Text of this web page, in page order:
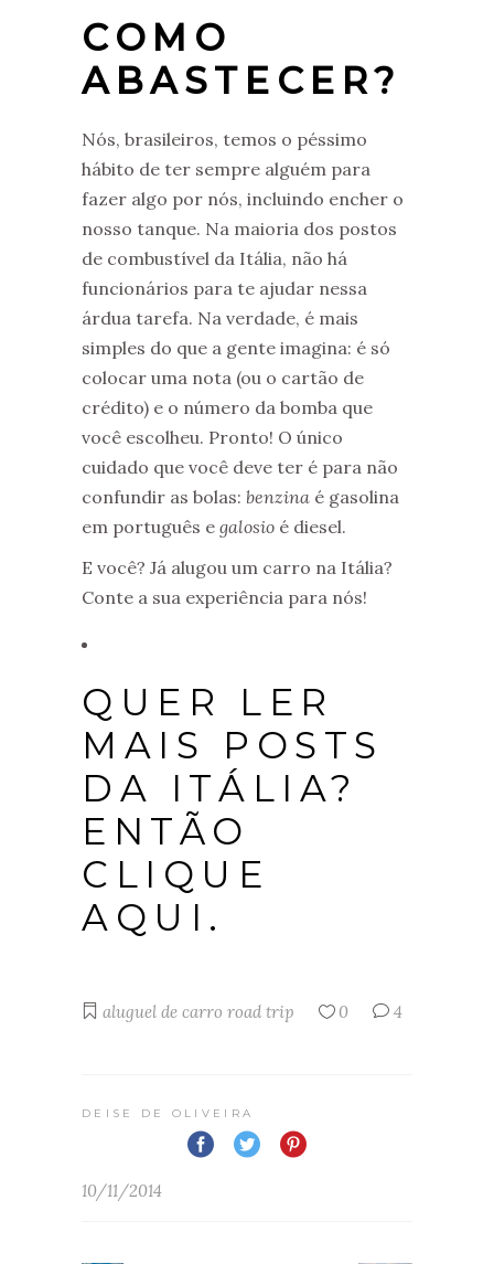
COMO
ABASTECER?
Nós, brasileiros, temos o péssimo
hábito de ter sempre alguém para
fazer algo por nós, incluindo encher o
nosso tanque. Na maioria dos postos
de combustível da Itália, não há
funcionários para te ajudar nessa
árdua tarefa. Na verdade, é mais
simples do que a gente imagina: é só
colocar uma nota (ou o cartão de
crédito) e o número da bomba que
você escolheu. Pronto! O único
cuidado que você deve ter é para não
confundir as bolas: benzina é gasolina
em português e galosio é diesel.
E você? Já alugou um carro na Itália?
Conte a sua experiência para nós!
QUER LER
MAIS POSTS
DA ITÁLIA?
ENTÃO
CLIQUE
AQUI.
aluguel de carro road trip 0 4
DEISE DE OLIVEIRA
10/11/2014